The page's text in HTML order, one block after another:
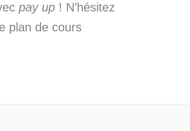
pay up ! N’hésitez
plan de cours